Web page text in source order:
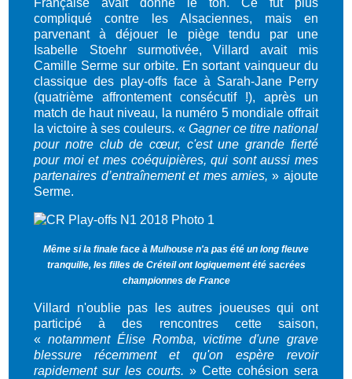
Française avait donné le ton. Ce fût plus
compliqué contre les Alsaciennes, mais en
parvenant à déjouer le piège tendu par une
Isabelle Stoehr surmotivée, Villard avait mis
Camille Serme sur orbite. En sortant vainqueur du
classique des play-offs face à Sarah-Jane Perry
(quatrième affrontement consécutif !), après un
match de haut niveau, la numéro 5 mondiale offrait
la victoire à ses couleurs. « Gagner ce titre national
pour notre club de cœur, c'est une grande fierté
pour moi et mes coéquipières, qui sont aussi mes
partenaires d’entraînement et mes amies, » ajoute
Serme.
Même si la finale face à Mulhouse n'a pas été un long fleuve
tranquille, les filles de Créteil ont logiquement été sacrées
championnes de France
Villard n'oublie pas les autres joueuses qui ont
participé à des rencontres cette saison,
« notamment Élise Romba, victime d'une grave
blessure récemment et qu'on espère revoir
rapidement sur les courts. » Cette cohésion sera